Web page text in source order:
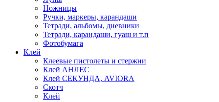
Ножницы
Ручки, маркеры, карандаши
Тетради, альбомы, дневники
Тетради, карандаши, гуаш и т.п
Фотобумага
Клей
Клеевые пистолеты и стержни
Клей АНЛЕС
Клей СЕКУНДА, AVIORA
Скотч
Клей